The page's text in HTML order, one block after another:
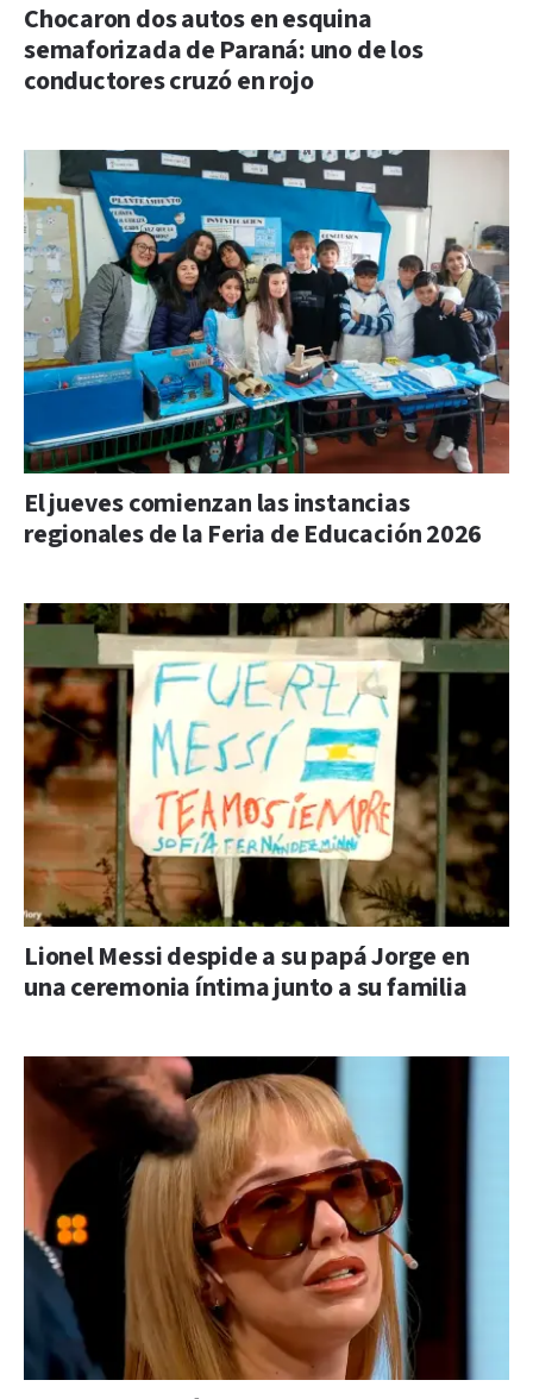
Chocaron dos autos en esquina
semaforizada de Paraná: uno de los
conductores cruzó en rojo
El jueves comienzan las instancias
regionales de la Feria de Educación 2026
Lionel Messi despide a su papá Jorge en
una ceremonia íntima junto a su familia